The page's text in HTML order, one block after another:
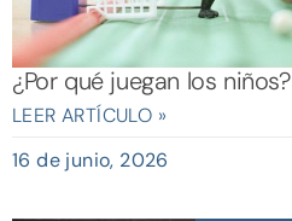
¿Por qué juegan los niños?
LEER ARTÍCULO »
16 de junio, 2026